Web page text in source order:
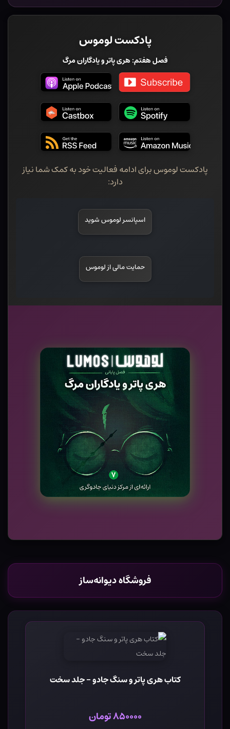
پادکست لوموس
فصل هفتم: هری پاتر و یادگاران مرگ
پادکست لوموس برای ادامه فعالیت خود به کمک شما نیاز
دارد:
اسپانسر لوموس شوید
حمایت مالی از لوموس
فروشگاه دیوانه‌ساز
کتاب هری پاتر و سنگ جادو - جلد سخت
۸۵۰۰۰۰ تومان